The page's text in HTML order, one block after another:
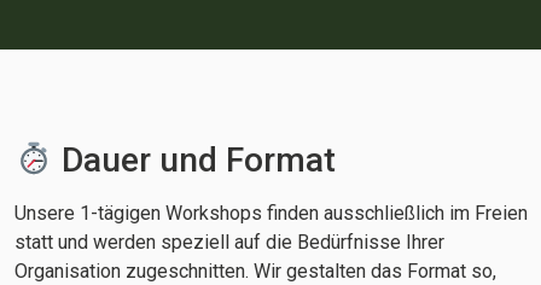
Dauer und Format
Unsere 1-tägigen Workshops finden ausschließlich im Freien
statt und werden speziell auf die Bedürfnisse Ihrer
Organisation zugeschnitten. Wir gestalten das Format so,